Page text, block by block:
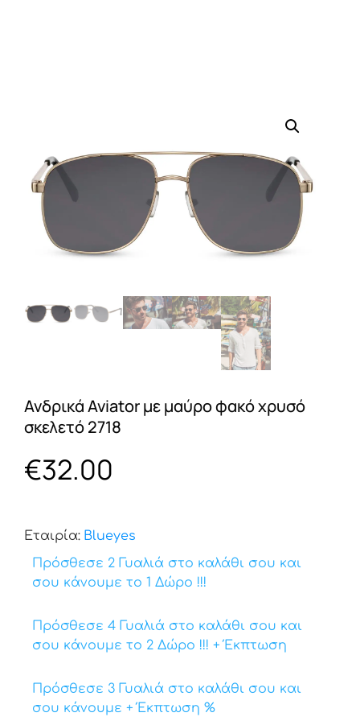
Ανδρικά Aviator με μαύρο φακό χρυσό
σκελετό 2718
€32.00
Εταιρία: Βlueyes
Πρόσθεσε 2 Γυαλιά στο καλάθι σου και
σου κάνουμε το 1 Δώρο !!!
Πρόσθεσε 4 Γυαλιά στο καλάθι σου και
σου κάνουμε το 2 Δώρο !!! + Έκπτωση
Πρόσθεσε 3 Γυαλιά στο καλάθι σου και
σου κάνουμε + Έκπτωση %